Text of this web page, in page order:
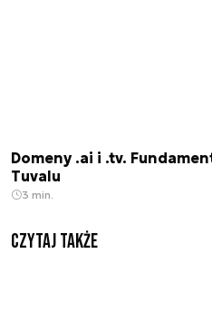
Domeny .ai i .tv.
Tuvalu
3 min.
Czytaj także